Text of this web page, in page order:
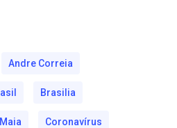
Andre Correia
Brasilia
Coronavírus